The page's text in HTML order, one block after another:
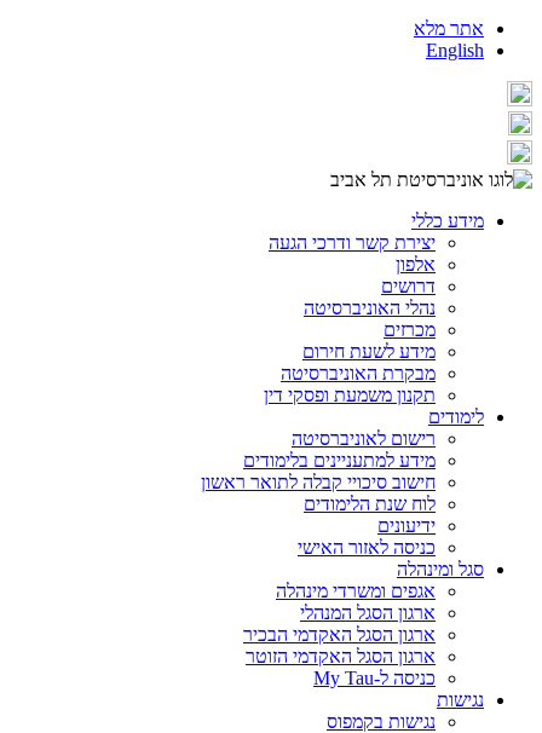
אתר מלא
English
מידע כללי
יצירת קשר ודרכי הגעה
אלפון
דרושים
נהלי האוניברסיטה
מכרזים
מידע לשעת חירום
מבקרת האוניברסיטה
תקנון משמעת ופסקי דין
לימודים
רישום לאוניברסיטה
מידע למתעניינים בלימודים
חישוב סיכויי קבלה לתואר ראשון
לוח שנת הלימודים
ידיעונים
כניסה לאזור האישי
סגל ומינהלה
אגפים ומשרדי מינהלה
ארגון הסגל המנהלי
ארגון הסגל האקדמי הבכיר
ארגון הסגל האקדמי הזוטר
כניסה ל-My Tau
נגישות
נגישות בקמפוס